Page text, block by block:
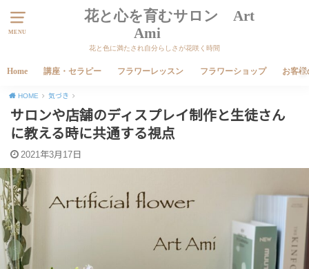
MENU
花と心を育むサロン Art
Ami
花と色に満たされ自分らしさが花咲く時間
Home 講座・セラピー フラワーレッスン フラワーショップ お客様
HOME 気づき
サロンや店舗のディスプレイ制作と生徒さん
に教える時に共通する視点
2021年3月17日